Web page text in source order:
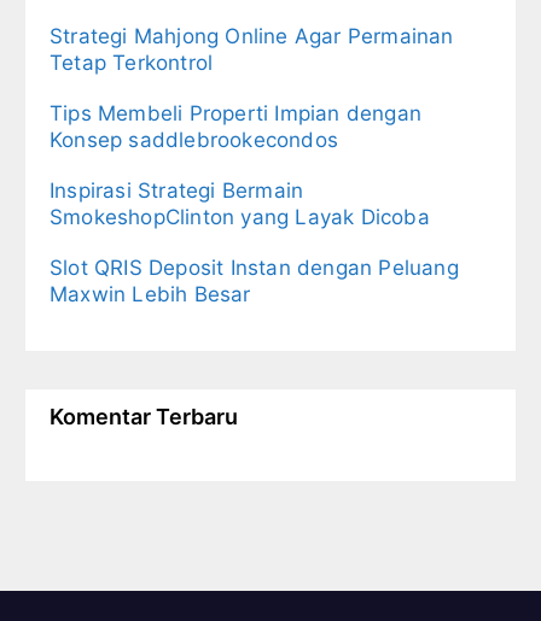
Strategi Mahjong Online Agar Permainan
Tetap Terkontrol
Tips Membeli Properti Impian dengan
Konsep saddlebrookecondos
Inspirasi Strategi Bermain
SmokeshopClinton yang Layak Dicoba
Slot QRIS Deposit Instan dengan Peluang
Maxwin Lebih Besar
Komentar Terbaru